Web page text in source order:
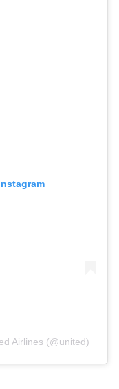
Airlines (@united)